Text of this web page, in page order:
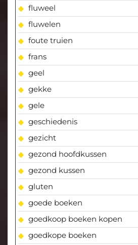
fluweel
fluwelen
foute truien
frans
geel
gekke
gele
geschiedenis
gezicht
gezond hoofdkussen
gezond kussen
gluten
goede boeken
goedkoop boeken kopen
goedkope boeken